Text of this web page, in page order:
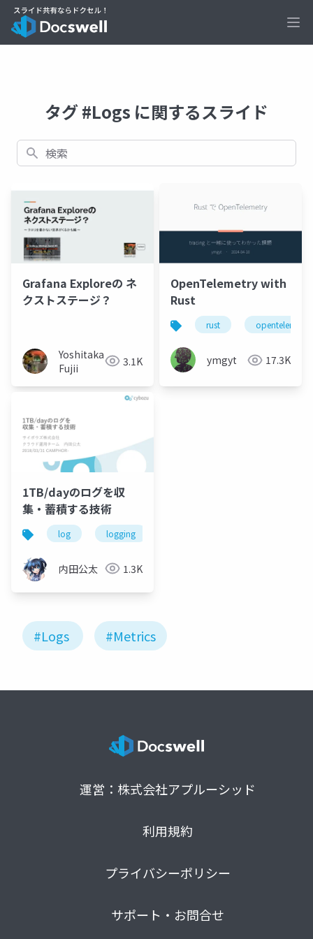
タグ #Logs に関するスライド
検索
Grafana Exploreの ネ
クストステージ？
Yoshitaka
Fujii
3.1K
OpenTelemetry with
Rust
rust opentelemetry
ymgyt 17.3K
1TB/dayのログを収
集・蓄積する技術
log logging
内田公太 1.3K
#Logs #Metrics
運営：株式会社アプルーシッド
利用規約
プライバシーポリシー
サポート・お問合せ